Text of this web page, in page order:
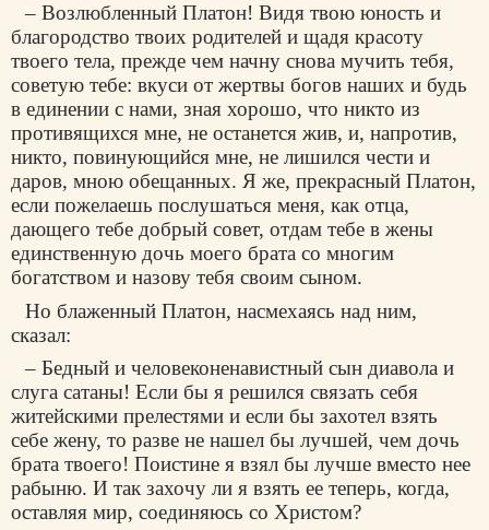
– Возлюбленный Платон! Видя твою юность и
благородство твоих родителей и щадя красоту
твоего тела, прежде чем начну снова мучить тебя,
советую тебе: вкуси от жертвы богов наших и будь
в единении с нами, зная хорошо, что никто из
противящихся мне, не останется жив, и, напротив,
никто, повинующийся мне, не лишился чести и
даров, мною обещанных. Я же, прекрасный Платон,
если пожелаешь послушаться меня, как отца,
дающего тебе добрый совет, отдам тебе в жены
единственную дочь моего брата со многим
богатством и назову тебя своим сыном.
Но блаженный Платон, насмехаясь над ним,
сказал:
– Бедный и человеконенавистный сын диавола и
слуга сатаны! Если бы я решился связать себя
житейскими прелестями и если бы захотел взять
себе жену, то разве не нашел бы лучшей, чем дочь
брата твоего! Поистине я взял бы лучше вместо нее
рабыню. И так захочу ли я взять ее теперь, когда,
оставляя мир, соединяюсь со Христом?